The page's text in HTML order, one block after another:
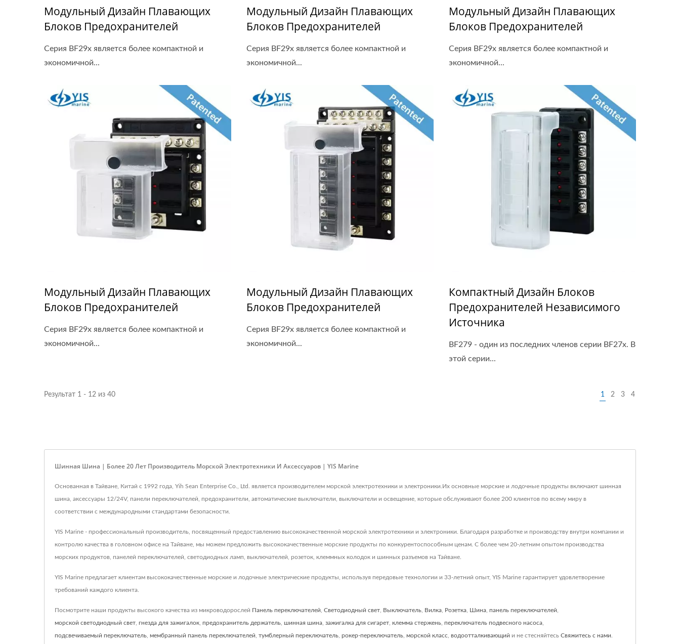
Модульный Дизайн Плавающих
Блоков Предохранителей
Серия BF29x является более компактной и
экономичной...
Модульный Дизайн Плавающих
Блоков Предохранителей
Серия BF29x является более компактной и
экономичной...
Модульный Дизайн Плавающих
Блоков Предохранителей
Серия BF29x является более компактной и
экономичной...
Модульный Дизайн Плавающих
Блоков Предохранителей
Серия BF29x является более компактной и
экономичной...
Модульный Дизайн Плавающих
Блоков Предохранителей
Серия BF29x является более компактной и
экономичной...
Компактный Дизайн Блоков
Предохранителей Независимого
Источника
BF279 - один из последних членов серии BF27x. В
этой серии...
Результат 1 - 12 из 40 1 2 3 4
Шинная Шина | Более 20 Лет Производитель Морской Электротехники И Аксессуаров | YIS Marine
Основанная в Тайване, Китай с 1992 года, Yih Sean Enterprise Co., Ltd. является производителем морской электротехники и электроники.Их основные морские и лодочные продукты включают шинная
шина, аксессуары 12/24V, панели переключателей, предохранители, автоматические выключатели, выключатели и освещение, которые обслуживают более 200 клиентов по всему миру в
соответствии с международными стандартами безопасности.
YIS Marine - профессиональный производитель, посвященный предоставлению высококачественной морской электротехники и электроники. Благодаря разработке и производству внутри компании и
контролю качества в головном офисе на Тайване, мы можем предложить высококачественные морские продукты по конкурентоспособным ценам. С более чем 20-летним опытом производства
морских продуктов, панелей переключателей, светодиодных ламп, выключателей, розеток, клеммных колодок и шинных разъемов на Тайване.
YIS Marine предлагает клиентам высококачественные морские и лодочные электрические продукты, используя передовые технологии и 33-летний опыт, YIS Marine гарантирует удовлетворение
требований каждого клиента.
Посмотрите наши продукты высокого качества из микроводорослей Панель переключателей Светодиодный свет Выключатель Вилка Розетка Шина панель переключателей
морской светодиодный свет гнезда для зажигалок предохранитель держатель шинная шина зажигалка для сигарет клемма стержень переключатель подвесного насоса
подсвечиваемый переключатель мембранный панель переключателей тумблерный переключатель рокер-переключатель морской класс водоотталкивающий и не стесняйтесь Свяжитесь с нами